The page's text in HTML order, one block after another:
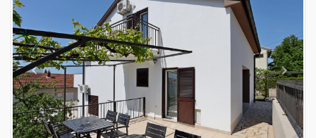
Previous Next